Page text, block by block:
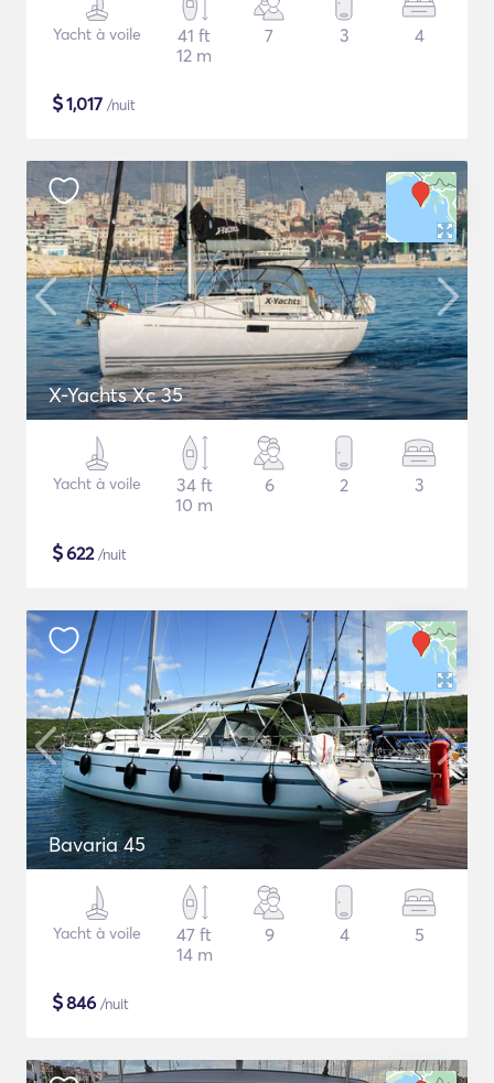
Yacht à voile
41 ft
12 m
7 3 4
$1,017 /nuit
X-Yachts Xc 35
Yacht à voile
34 ft
10 m
6 2 3
$622/nuit
Bavaria 45
Yacht à voile
47 ft
14 m
9 4 5
$846 /nuit